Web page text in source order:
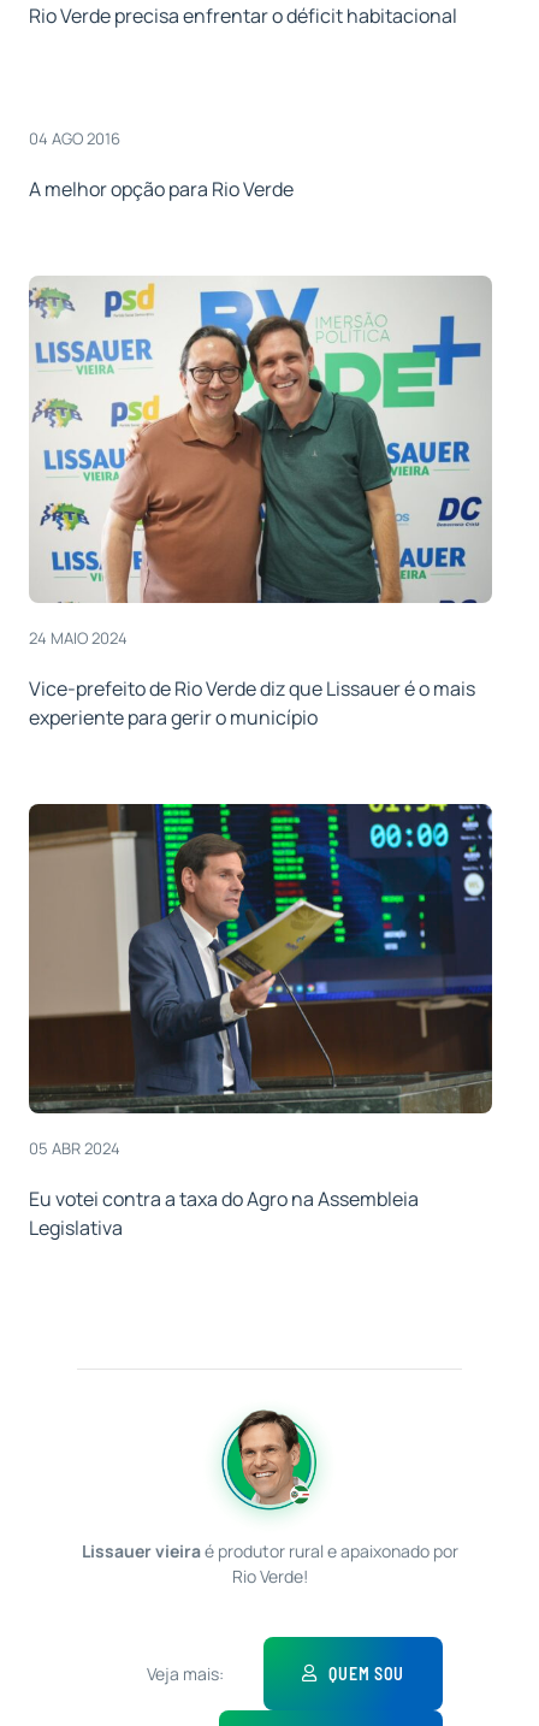
Rio Verde precisa enfrentar o déficit habitacional
04 AGO 2016
A melhor opção para Rio Verde
24 MAIO 2024
Vice-prefeito de Rio Verde diz que Lissauer é o mais
experiente para gerir o município
05 ABR 2024
Eu votei contra a taxa do Agro na Assembleia
Legislativa
Lissauer vieiraé produtor rural e apaixonado por
Rio Verde!
Veja mais: QUEM SOU